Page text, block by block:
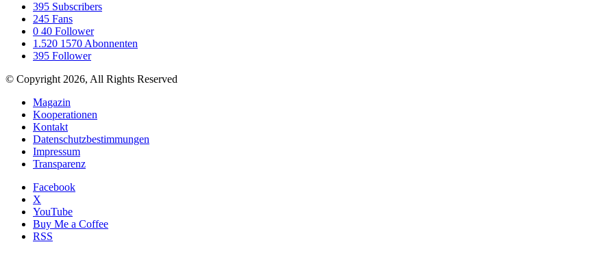
395 Subscribers
245 Fans
0 40 Follower
1.520 1570 Abonnenten
395 Follower
© Copyright 2026, All Rights Reserved
Magazin
Kooperationen
Kontakt
Datenschutzbestimmungen
Impressum
Transparenz
Facebook
X
YouTube
Buy Me a Coffee
RSS